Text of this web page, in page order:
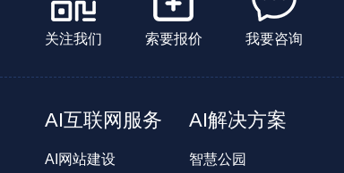
关注我们 索要报价 我要咨询
AI互联网服务
AI网站建设
AI解决方案
智慧公园